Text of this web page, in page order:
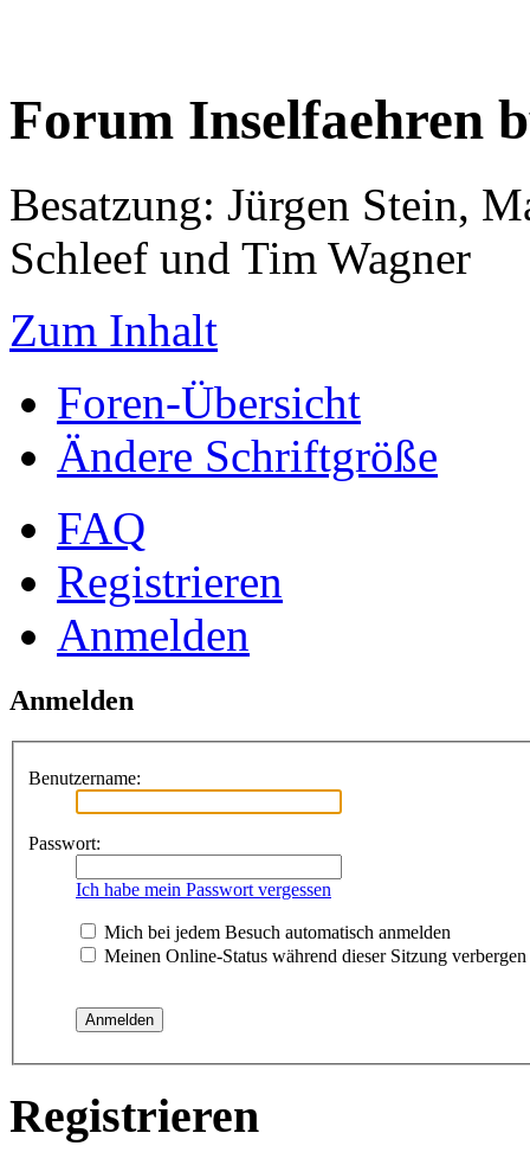
Forum Inselfaehren
Besatzung: Jürgen Stein,
Schleef und Tim Wagner
Zum Inhalt
Foren-Übersicht
Ändere Schriftgröße
FAQ
Registrieren
Anmelden
Anmelden
Benutzername:
Passwort:
Ich habe mein Passwort vergessen
Mich bei jedem Besuch automatisch anmelden
Meinen Online-Status während dieser Sitzung verbergen
Registrieren